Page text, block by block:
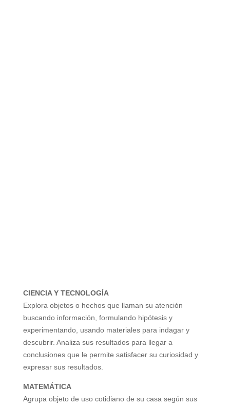
CIENCIA Y TECNOLOGÍA
Explora objetos o hechos que llaman su atención
buscando información, formulando hipótesis y
experimentando, usando materiales para indagar y
descubrir. Analiza sus resultados para llegar a
conclusiones que le permite satisfacer su curiosidad y
expresar sus resultados.
MATEMÁTICA
Agrupa objeto de uso cotidiano de su casa según sus